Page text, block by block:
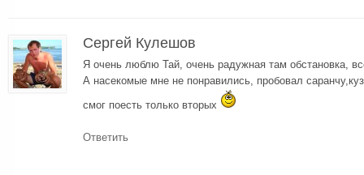
Сергей Кулешов
Я очень люблю Тай, очень радужная там обстановка,
А насекомые мне не понравились, пробовал
смог поесть только вторых
Ответить